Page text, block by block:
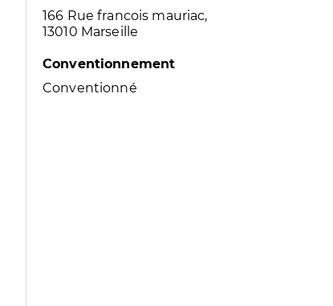
166 Rue francois mauriac,
13010 Marseille
Conventionnement
Conventionné